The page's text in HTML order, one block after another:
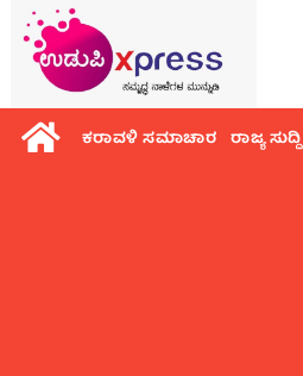
ಕರಾವಳಿ ಸಮಾಚಾರ ರಾಜ್ಯ ಸುದ್ದಿ